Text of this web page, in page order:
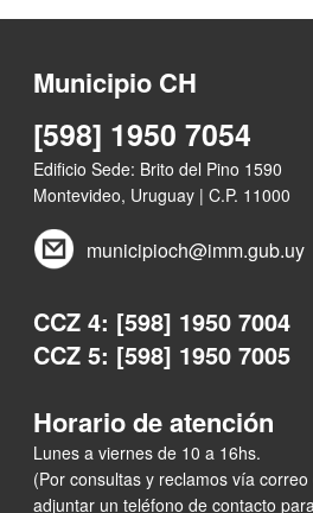
Municipio CH
[598] 1950 7054
Edificio Sede: Brito del Pino 1590
Montevideo, Uruguay | C.P. 11000
municipioch@imm.gub.uy
CCZ 4: [598] 1950 7004
CCZ 5: [598] 1950 7005
Horario de atención
Lunes a viernes de 10 a 16hs.
(Por consultas y reclamos vía
adjuntar un teléfono de contacto